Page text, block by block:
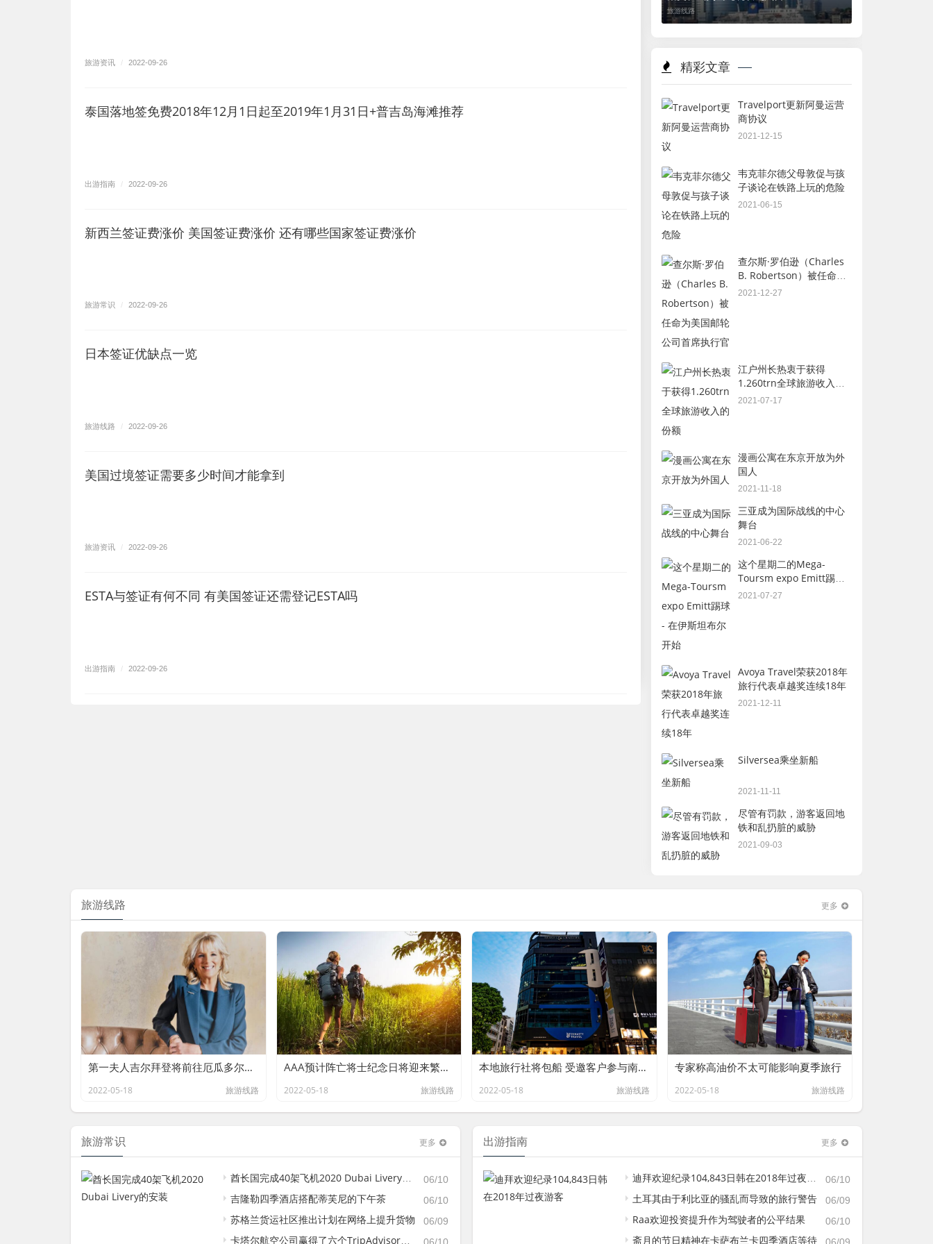
旅游资讯 / 2022-09-26
泰国落地签免费2018年12月1日起至2019年1月31日+普吉岛海滩推荐
出游指南 / 2022-09-26
新西兰签证费涨价 美国签证费涨价 还有哪些国家签证费涨价
旅游常识 / 2022-09-26
日本签证优缺点一览
旅游线路 / 2022-09-26
美国过境签证需要多少时间才能拿到
旅游资讯 / 2022-09-26
ESTA与签证有何不同 有美国签证还需登记ESTA吗
出游指南 / 2022-09-26
旅游线路
精彩文章
Travelport更新阿曼运营
商协议
2021-12-15
韦克菲尔德父母敦促与孩
子谈论在铁路上玩的危险
2021-06-15
查尔斯·罗伯逊（Charles
B. Robertson）被任命为
美国邮轮公司首席执行官
2021-12-27
江户州长热衷于获得
1.260trn全球旅游收入的
份额
2021-07-17
漫画公寓在东京开放为外
国人
2021-11-18
三亚成为国际战线的中心
舞台
2021-06-22
这个星期二的Mega-
Toursm expo Emitt踢球 -
在伊斯坦布尔开始
2021-07-27
Avoya Travel荣获2018年
旅行代表卓越奖连续18年
2021-12-11
Silversea乘坐新船
2021-11-11
尽管有罚款，游客返回地
铁和乱扔脏的威胁
2021-09-03
旅游线路 更多
第一夫人吉尔拜登将前往厄瓜多尔与巴拿马和哥斯达黎加
2022-05-18 旅游线路
AAA预计阵亡将士纪念日将迎来繁忙的旅行周末
2022-05-18 旅游线路
本地旅行社将包船 受邀客户参与南极洲探险船之旅
2022-05-18 旅游线路
专家称高油价不太可能影响夏季旅行
2022-05-18 旅游线路
旅游常识 更多
06/10
酋长国完成40架飞机2020 Dubai Livery的安装
06/10
吉隆勒四季酒店搭配蒂芙尼的下午茶
06/09
苏格兰货运社区推出计划在网络上提升货物
卡塔尔航空公司赢得了六个TripAdvisor旅行者选择航空公司奖2019年
出游指南 更多
06/10
迪拜欢迎纪录104,843日韩在2018年过夜游客
06/09
土耳其由于利比亚的骚乱而导致的旅行警告
06/10
Raa欢迎投资提升作为驾驶者的公平结果
斋月的节日精神在卡萨布兰卡四季酒店等待